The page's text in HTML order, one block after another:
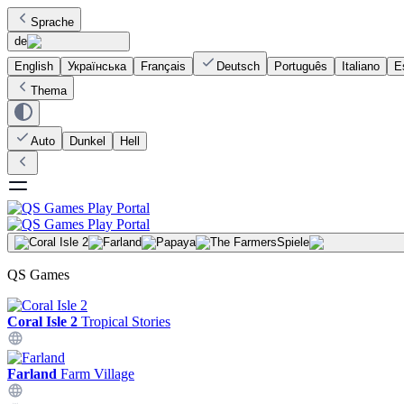
Sprache
de
English
Українська Français Deutsch Português Italiano
Thema
Auto Dunkel Hell
Spiele
QS Games
Coral Isle 2 Tropical Stories
Farland Farm Village